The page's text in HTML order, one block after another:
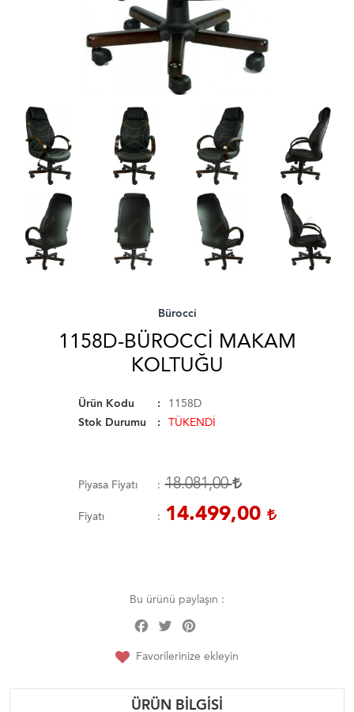
Bürocci
1158D-BÜROCCI MAKAM
KOLTUĞU
Ürün Kodu
1158D
Stok Durumu
TÜKENDİ
Piyasa Fiyatı 18.081,00
Fiyatı 14.499,00
Bu ürünü paylaşın :
Facebook
Twitter
Favorilerinize ekleyin
ÜRÜN BILGISI